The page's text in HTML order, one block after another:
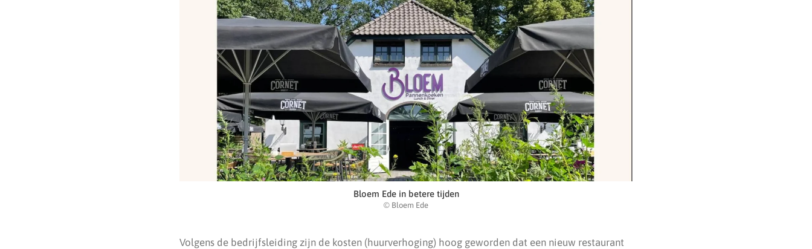
Bloem Ede in betere tijden
© Bloem Ede
Volgens de bedrijfsleiding zijn de kosten (huurverhoging) hoog geworden dat een nieuw restaurant